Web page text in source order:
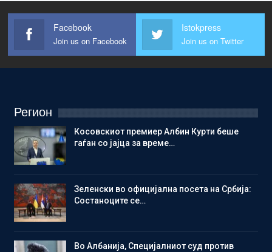
Facebook
Join us on Facebook
Istokpress
Join us on Twitter
Регион
Косовскиот премиер Албин Курти беше
гаѓан со јајца за време…
Зеленски во официјална посета на Србија:
Состаноците се…
Во Албанија, Специјалниот суд против